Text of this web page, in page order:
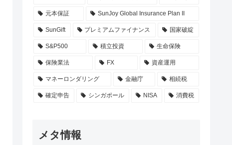
元本保証 SunJoy Global Insurance Plan II
SunGift プレミアムファイナンス 国家破綻
S&P500 積立投資 生命保険
保険業法 FX 資産運用
マネーロンダリング 金融庁 相続税
確定申告 シンガポール NISA 消費税
メタ情報